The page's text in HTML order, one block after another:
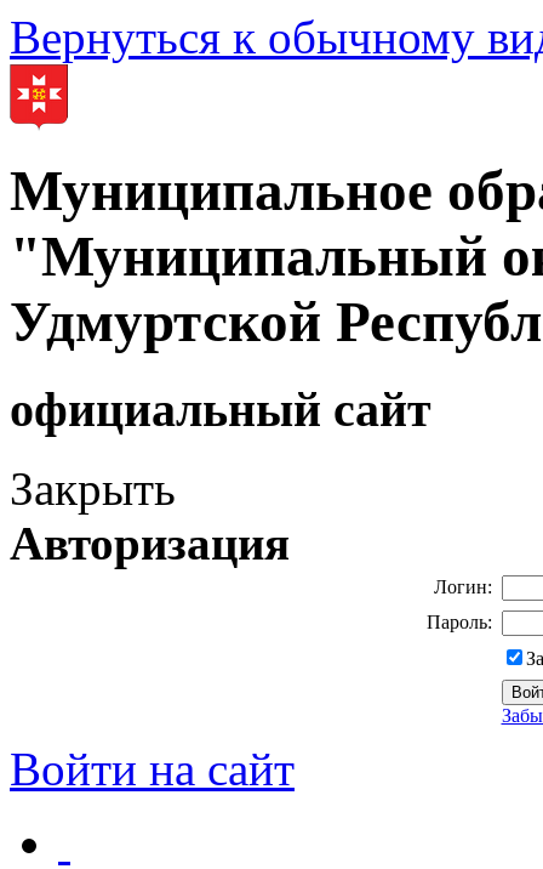
Вернуться к обычному
Муниципальное
"Муниципальный
Удмуртской
официальный сайт
Закрыть
Авторизация
Логин:
Пароль:
Войти на сайт